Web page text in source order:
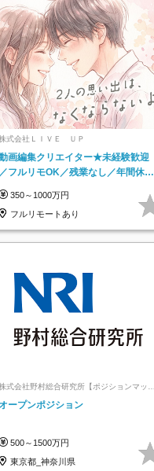
式会社ＬＩＶＥ ＵＰ
画編集クリエイター★未経験歓迎
／フルリモOK／残業なし／年間休日
実で安心
350～1000万円
フルリモートあり
式会社野村総合研究所【ポジションマッチ
ープンポジション
500～1500万円
東京都_神奈川県